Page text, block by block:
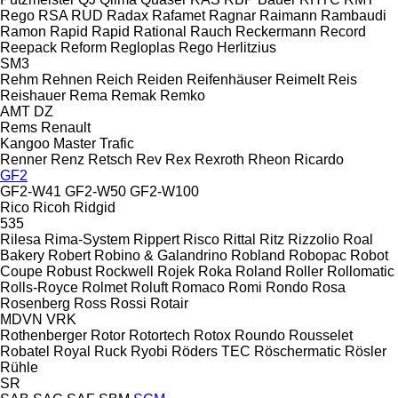
Rego RSA RUD Radax Rafamet Ragnar Raimann Rambaudi
Ramon Rapid Rapid Rational Rauch Reckermann Record
Reepack Reform Regloplas Rego Herlitzius
SM3
Rehm Rehnen Reich Reiden Reifenhäuser Reimelt Reis
Reishauer Rema Remak Remko
AMT DZ
Rems Renault
Kangoo Master Trafic
Renner Renz Retsch Rev Rex Rexroth Rheon Ricardo
GF2
GF2-W41 GF2-W50 GF2-W100
Rico Ricoh Ridgid
535
Rilesa Rima-System Rippert Risco Rittal Ritz Rizzolio Roal
Bakery Robert Robino & Galandrino Robland Robopac Robot
Coupe Robust Rockwell Rojek Roka Roland Roller Rollomatic
Rolls-Royce Rolmet Roluft Romaco Romi Rondo Rosa
Rosenberg Ross Rossi Rotair
MDVN VRK
Rothenberger Rotor Rotortech Rotox Roundo Rousselet
Robatel Royal Ruck Ryobi Röders TEC Röschermatic Rösler
Rühle
SR